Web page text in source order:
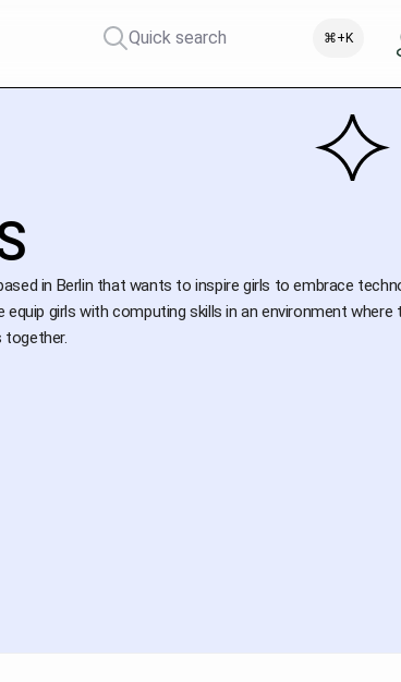
Quick search ⌘+K
in Berlin that wants to inspire girls to embrace
equip girls with computing skills in an environment
together.